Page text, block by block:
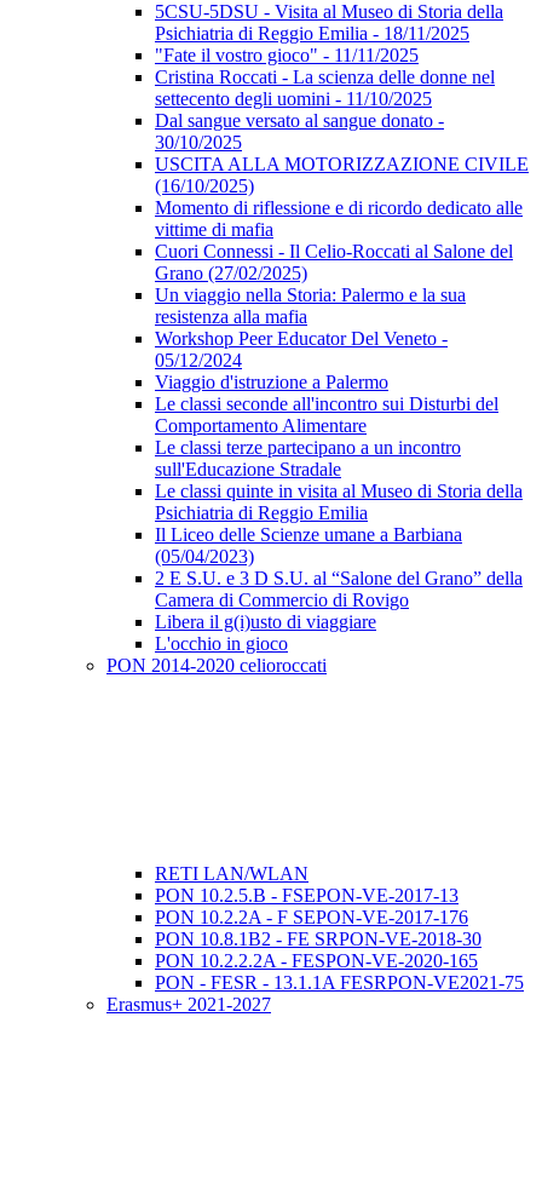
5CSU-5DSU - Visita al Museo di Storia della
Psichiatria di Reggio Emilia - 18/11/2025
"Fate il vostro gioco" - 11/11/2025
Cristina Roccati - La scienza delle donne nel
settecento degli uomini - 11/10/2025
Dal sangue versato al sangue donato -
30/10/2025
USCITA ALLA MOTORIZZAZIONE CIVILE
(16/10/2025)
Momento di riflessione e di ricordo dedicato alle
vittime di mafia
Cuori Connessi - Il Celio-Roccati al Salone del
Grano (27/02/2025)
Un viaggio nella Storia: Palermo e la sua
resistenza alla mafia
Workshop Peer Educator Del Veneto -
05/12/2024
Viaggio d'istruzione a Palermo
Le classi seconde all'incontro sui Disturbi del
Comportamento Alimentare
Le classi terze partecipano a un incontro
sull'Educazione Stradale
Le classi quinte in visita al Museo di Storia della
Psichiatria di Reggio Emilia
Il Liceo delle Scienze umane a Barbiana
(05/04/2023)
2 E S.U. e 3 D S.U. al “Salone del Grano” della
Camera di Commercio di Rovigo
Libera il g(i)usto di viaggiare
L'occhio in gioco
PON 2014-2020 celioroccati
RETI LAN/WLAN
PON 10.2.5.B - FSEPON-VE-2017-13
PON 10.2.2A - F SEPON-VE-2017-176
PON 10.8.1B2 - FE SRPON-VE-2018-30
PON 10.2.2.2A - FESPON-VE-2020-165
PON - FESR - 13.1.1A FESRPON-VE2021-75
Erasmus+ 2021-2027